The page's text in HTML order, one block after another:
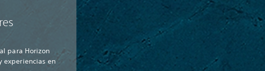
para Horizon
experiencias en